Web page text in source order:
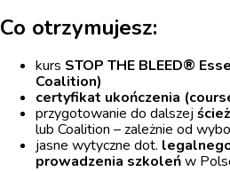
Co otrzymujesz:
kurs STOP THE BLEED®
Coalition)
certyfikat ukończenia
przygotowanie do dalszej
lub Coalition – zależnie od
jasne wytyczne dot.
prowadzenia szkoleńw